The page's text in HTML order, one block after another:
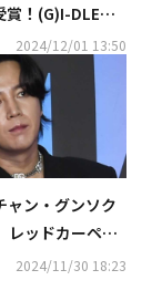
賞！(G)I-DLEの
ボステージも話
2024/12/01 13:50
ャン・グンソク
レッドカーペッ
あり）
2024/11/30 18:23